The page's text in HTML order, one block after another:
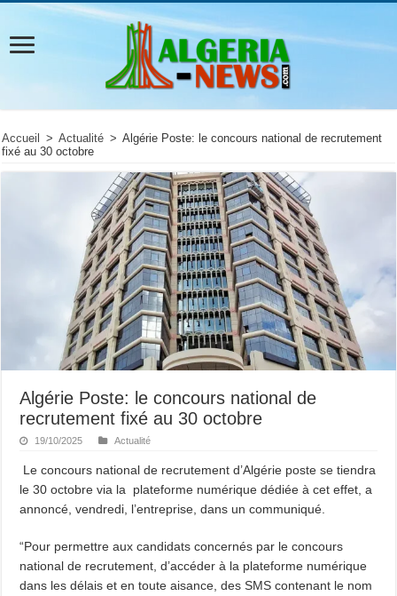
Accueil > Actualité > Algérie Poste: le concours national de recrutement
fixé au 30 octobre
Algérie Poste: le concours national de
recrutement fixé au 30 octobre
19/10/2025 Actualité
Le concours national de recrutement d’Algérie poste se tiendra
le 30 octobre via la plateforme numérique dédiée à cet effet, a
annoncé, vendredi, l’entreprise, dans un communiqué.
“Pour permettre aux candidats concernés par le concours
national de recrutement, d’accéder à la plateforme numérique
dans les délais et en toute aisance, des SMS contenant le nom